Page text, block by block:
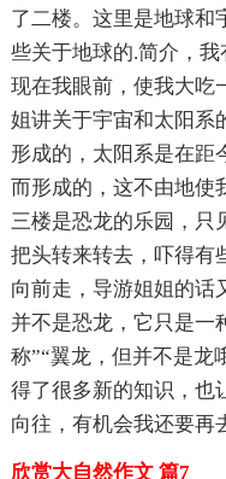
了二楼。这里是地球和
些关于地球的.简介，
现在我眼前，使我大吃
姐讲关于宇宙和太阳系
形成的，太阳系是在距
而形成的，这不由地使
三楼是恐龙的乐园，只
把头转来转去，吓得有
向前走，导游姐姐的话
并不是恐龙，它只是一
称”“翼龙，但并不是龙
得了很多新的知识，也
向往，有机会我还要再
欣赏大自然作文 篇7